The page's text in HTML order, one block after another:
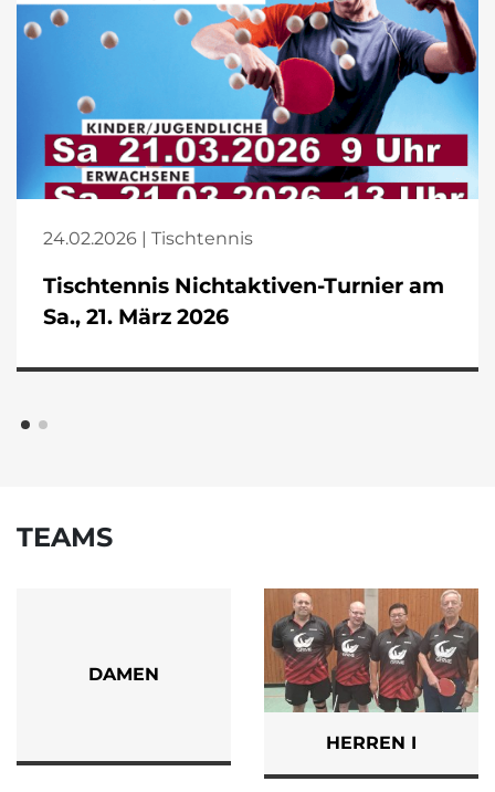
24.02.2026 | Tischtennis
Tischtennis Nichtaktiven-Turnier am
Sa., 21. März 2026
TEAMS
DAMEN
HERREN I